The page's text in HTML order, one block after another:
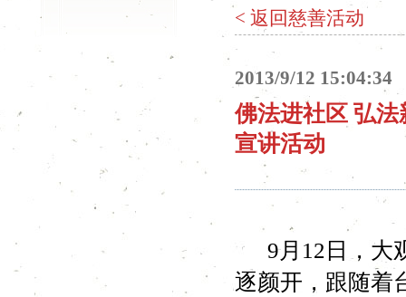
< 返回慈善活动
2013/9/12 15:04:34
佛法进社区 弘
宣讲活动
9月12日，大观
逐颜开，跟随着